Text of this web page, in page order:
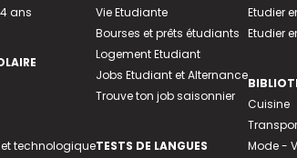
ans
technologique
Vie Etudiante
Bourses et prêts étudiants
Logement Etudiant
Jobs Etudiant et Alternance
Trouve ton job saisonnier
TESTS DE LANGUES
Etudier
Etudier
Cuisine
Mode -